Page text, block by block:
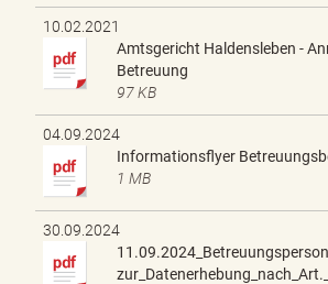
10.02.2021
Amtsgericht Haldensleben -
Betreuung
97 KB
04.09.2024
Informationsflyer
1 MB
30.09.2024